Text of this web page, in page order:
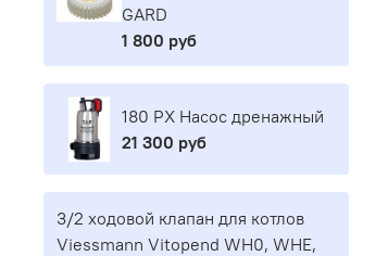
GARD
1 800 руб
180 PX Насос дренажный
21 300 руб
3/2 ходовой клапан для котлов
Viessmann Vitopend WH0, WHE,